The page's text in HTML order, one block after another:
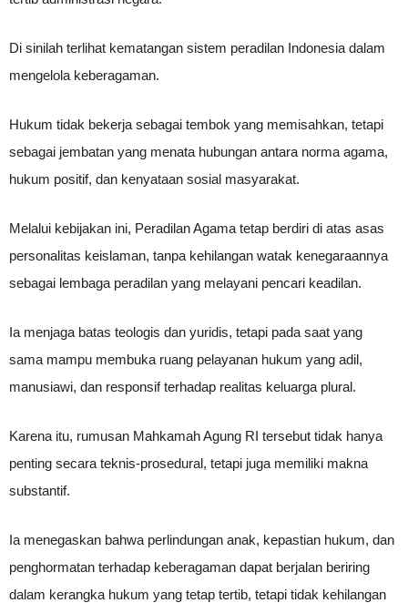
Di sinilah terlihat kematangan sistem peradilan Indonesia dalam
mengelola keberagaman.
Hukum tidak bekerja sebagai tembok yang memisahkan, tetapi
sebagai jembatan yang menata hubungan antara norma agama,
hukum positif, dan kenyataan sosial masyarakat.
Melalui kebijakan ini, Peradilan Agama tetap berdiri di atas asas
personalitas keislaman, tanpa kehilangan watak kenegaraannya
sebagai lembaga peradilan yang melayani pencari keadilan.
Ia menjaga batas teologis dan yuridis, tetapi pada saat yang
sama mampu membuka ruang pelayanan hukum yang adil,
manusiawi, dan responsif terhadap realitas keluarga plural.
Karena itu, rumusan Mahkamah Agung RI tersebut tidak hanya
penting secara teknis-prosedural, tetapi juga memiliki makna
substantif.
Ia menegaskan bahwa perlindungan anak, kepastian hukum, dan
penghormatan terhadap keberagaman dapat berjalan beriring
dalam kerangka hukum yang tetap tertib, tetapi tidak kehilangan